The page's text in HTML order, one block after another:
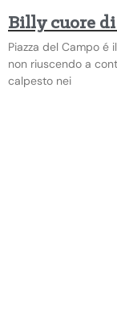
Billy cuore
Piazza del Campo é
non riuscendo a
calpesto nei